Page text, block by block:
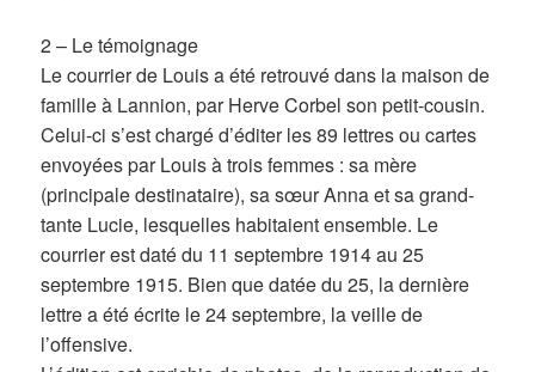
2 – Le témoignage
Le courrier de Louis a été retrouvé dans la maison de
famille à Lannion, par Herve Corbel son petit-cousin.
Celui-ci s’est chargé d’éditer les 89 lettres ou cartes
envoyées par Louis à trois femmes : sa mère
(principale destinataire), sa sœur Anna et sa grand-
tante Lucie, lesquelles habitaient ensemble. Le
courrier est daté du 11 septembre 1914 au 25
septembre 1915. Bien que datée du 25, la dernière
lettre a été écrite le 24 septembre, la veille de
l’offensive.